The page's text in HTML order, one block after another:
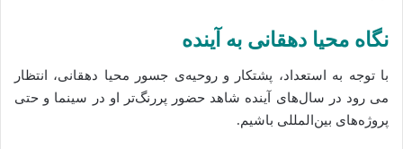
نگاه محیا دهقانی به آینده
با توجه به استعداد، پشتکار و روحیه‌ی جسور محیا دهقانی، انتظار
می‌ رود در سال‌های آینده شاهد حضور پررنگ‌تر او در سینما و حتی
پروژه‌های بین‌المللی باشیم.